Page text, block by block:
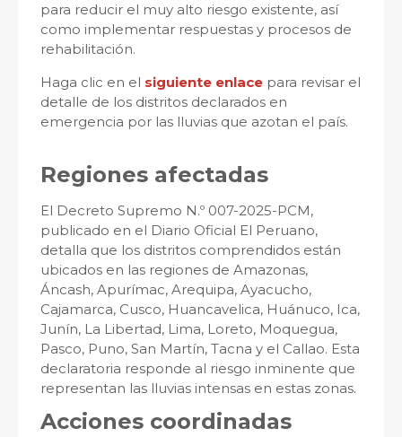
para reducir el muy alto riesgo existente, así
como implementar respuestas y procesos de
rehabilitación.
Haga clic en el siguiente enlace para revisar el
detalle de los distritos declarados en
emergencia por las lluvias que azotan el país.
Regiones afectadas
El Decreto Supremo N.º 007-2025-PCM,
publicado en el Diario Oficial El Peruano,
detalla que los distritos comprendidos están
ubicados en las regiones de Amazonas,
Áncash, Apurímac, Arequipa, Ayacucho,
Cajamarca, Cusco, Huancavelica, Huánuco, Ica,
Junín, La Libertad, Lima, Loreto, Moquegua,
Pasco, Puno, San Martín, Tacna y el Callao. Esta
declaratoria responde al riesgo inminente que
representan las lluvias intensas en estas zonas.
Acciones coordinadas